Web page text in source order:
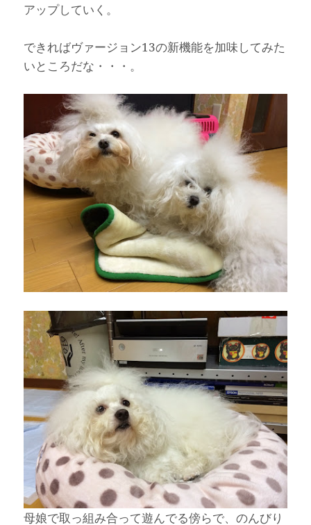
アップしていく。
できればヴァージョン13の新機能を加味してみた
いところだな・・・。
母娘で取っ組み合って遊んでる傍らで、のんびり